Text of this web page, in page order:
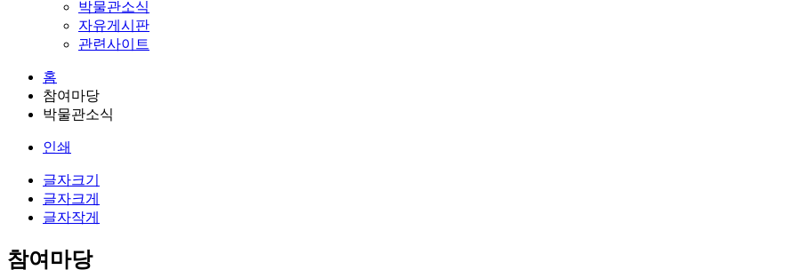
박물관소식
자유게시판
관련사이트
홈
참여마당
박물관소식
인쇄
글자크기
글자크게
글자작게
참여마당